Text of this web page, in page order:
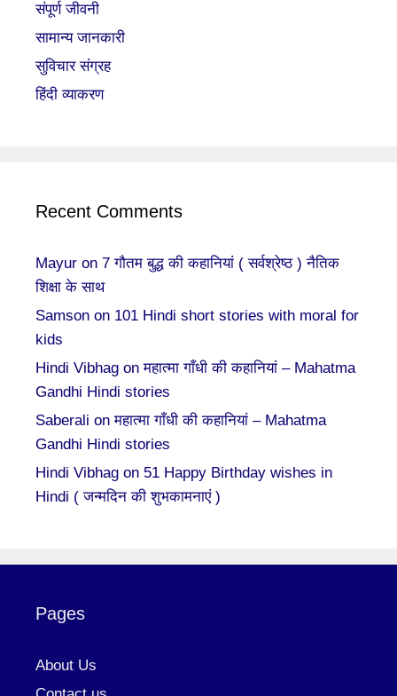
संपूर्ण जीवनी
सामान्य जानकारी
सुविचार संग्रह
हिंदी व्याकरण
Recent Comments
Mayur on 7 गौतम बुद्ध की कहानियां ( सर्वश्रेष्ठ ) नैतिक
शिक्षा के साथ
Samson on 101 Hindi short stories with moral for
kids
Hindi Vibhag onमहात्मा गाँधी की कहानियां – Mahatma
Gandhi Hindi stories
Saberali onमहात्मा गाँधी की कहानियां – Mahatma
Gandhi Hindi stories
Hindi Vibhag on 51 Happy Birthday wishes in
Hindi ( जन्मदिन की शुभकामनाएं )
Pages
About Us